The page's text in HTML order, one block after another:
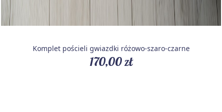
Komplet pościeli gwiazdki różowo-szaro-czarne
170,00 zł